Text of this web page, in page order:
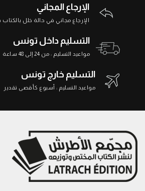
الإرجاع المجاني
الإرجاع مجاني في حالة خلل بالكتاب في
التسليم داخل تونس
مواعيد التسليم : من 24 إلى 48 ساعة
التسليم خارج تونس
مواعيد التسليم : أسبوع كأقصى تقدير